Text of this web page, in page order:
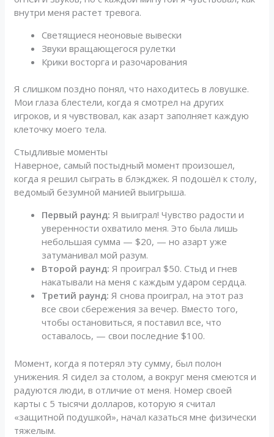
внутри меня растет тревога.
Светящиеся неоновые вывески
Звуки вращающегося рулетки
Крики восторга и разочарования
Я слишком поздно понял, что находитесь в ловушке.
Мои глаза блестели, когда я смотрел на других
игроков, и я чувствовал, как азарт заполняет каждую
клеточку моего тела.
Стыдливые моменты
Наверное, самый постыдный момент произошел,
когда я решил сыграть в блэкджек. Я подошёл к столу,
ведомый безумной манией выигрыша.
Первый раунд: Я выиграл! Чувство радости и
уверенности охватило меня. Это была лишь
небольшая сумма — $20, — но азарт уже
затуманивал мой разум.
Второй раунд: Я проиграл $50. Стыд и гнев
накатывали на меня с каждым ударом сердца.
Третий раунд: Я снова проиграл, на этот раз
все свои сбережения за вечер. Вместо того,
чтобы остановиться, я поставил все, что
оставалось, — свои последние $100.
Момент, когда я потерял эту сумму, был полон
унижения. Я сидел за столом, а вокруг меня смеются и
радуются люди, в отличие от меня. Номер своей
карты с 5 тысячи долларов, которую я считал
«защитной подушкой», начал казаться мне физически
тяжелым.